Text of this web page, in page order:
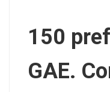
150
GAE.